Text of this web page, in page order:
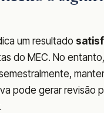
um resultado
do MEC. No
pode gerar revisão